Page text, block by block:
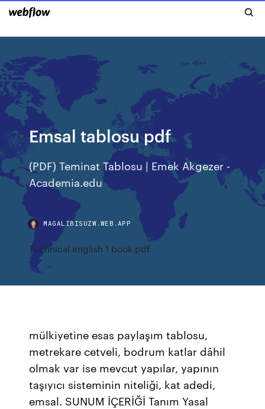
Emsal tablosu pdf
(PDF) Teminat Tablosu | Emek Akgezer -
Academia.edu
MAGALIBISUZW.WEB.APP
Technical english 1 book pdf
mülkiyetine esas paylaşım tablosu,
metrekare cetveli, bodrum katlar dâhil
olmak var ise mevcut yapılar, yapının
taşıyıcı sisteminin niteliği, kat adedi,
emsal. SUNUM İÇERİĞİ Tanım Yasal